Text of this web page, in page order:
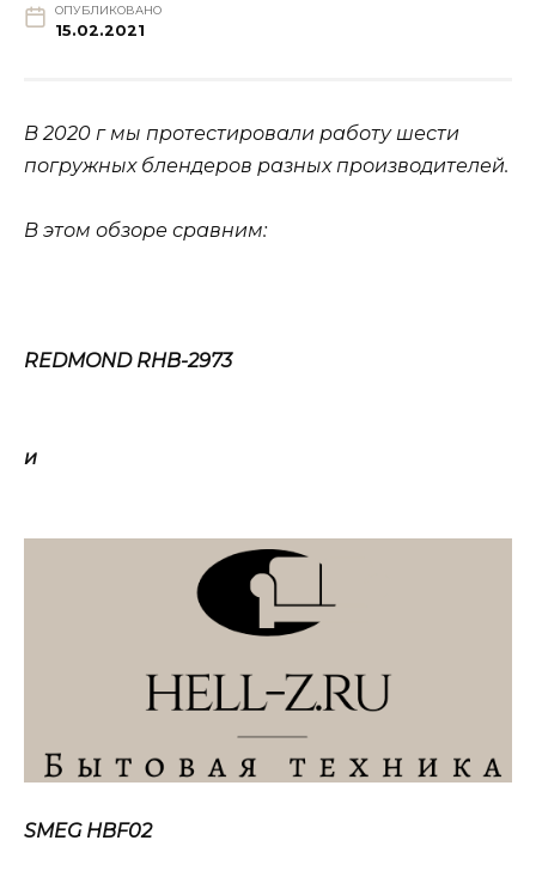
ОПУБЛИКОВАНО
15.02.2021
В 2020 г мы протестировали работу шести
погружных блендеров разных производителей.
В этом обзоре сравним:
REDMOND RHB-2973
и
SMEGHBF02